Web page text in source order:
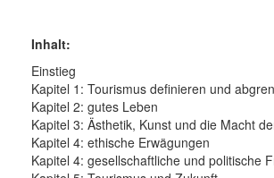
Inhalt:
Einstieg
Kapitel 1: Tourismus definieren und
Kapitel 2: gutes Leben
Kapitel 3: Ästhetik, Kunst und die Macht
Kapitel 4: ethische Erwägungen
Kapitel 4: gesellschaftliche und politische